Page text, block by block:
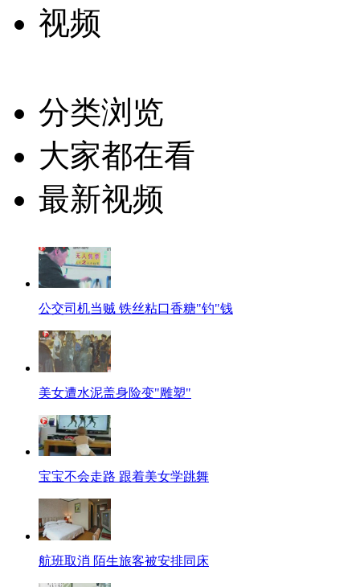
视频
分类浏览
大家都在看
最新视频
公交司机当贼 铁丝粘口香糖"钓"钱
美女遭水泥盖身险变"雕塑"
宝宝不会走路 跟着美女学跳舞
航班取消 陌生旅客被安排同床